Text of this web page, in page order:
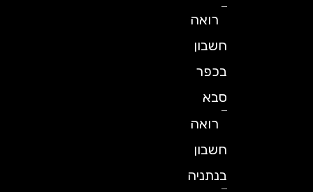
רואה
חשבון
בכפר
רואה
חשבון
בנתניה